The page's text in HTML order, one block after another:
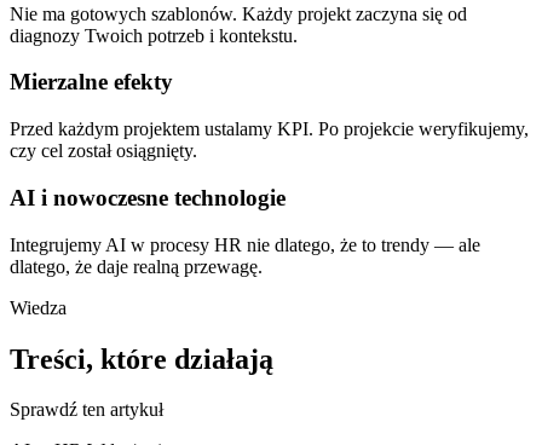
Nie ma gotowych szablonów. Każdy projekt zaczyna się od
diagnozy Twoich potrzeb i kontekstu.
Mierzalne efekty
Przed każdym projektem ustalamy KPI. Po projekcie weryfikujemy,
czy cel został osiągnięty.
AI i nowoczesne technologie
Integrujemy AI w procesy HR nie dlatego, że to trendy — ale
dlatego, że daje realną przewagę.
Wiedza
Treści, które działają
Sprawdź ten artykuł